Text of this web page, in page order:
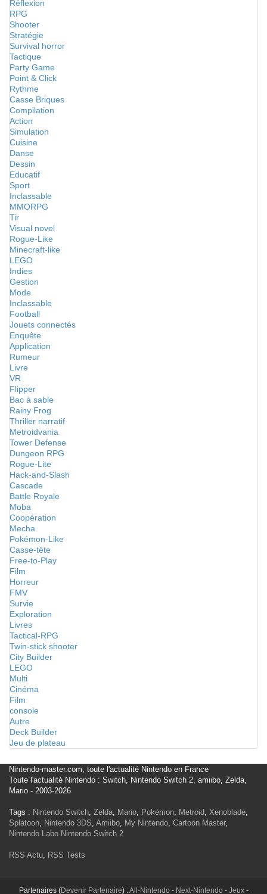
Réflexion
RPG
Shooter
Stratégie
Survival horror
Tactique
Party Game
Point & Click
Rythme
Casse Briques
Compilation
Action
Simulation
Cuisine
Danse
Dessin
Educatif
Sport
Inclassable
MMORPG
Tir
Visual novel
Rogue-Like
Minecraft-like
LEGO
Indies
Gestion
Mode
Inclassable
Football
Jouets connectés
Enquête
Application
Rumeur
Livre
VR
Flipper
Bac à sable
Rainy Frog
Thriller narratif
Metroidvania
Tower Defense
Dungeon RPG
Rogue-Lite
Hack-and-Slash
Cascade
Battle Royale
Moba
Coopération
Mecha
Pokémon-Like
Casse-tête
Free-to-Play
Film
Horreur
FMV
Survie
Exploration
Livres
Tactical-RPG
Twin-stick shooter
City Builder
LEGO
Multi
Cinéma
Film
console
Autre
Deck Builder
Jeu de plateau
Nintendo-master.com, toute l'actualité Nintendo en France
Toute l'actualité Nintendo : Switch, Nintendo Switch 2, amiibo, Zelda,
Mario - 2003-2026
Tags : Nintendo Switch, Zelda, Mario, Pokémon, Metroid, Xenoblade,
Splatoon, Nintendo 3DS, Amiibo, My Nintendo, Cartoon Master,
Nintendo Labo Nintendo Switch 2
RSS Actu, RSS Tests
Partenaires (Devenir Partenaire) :All-Nintendo - Next-Nintendo - Jeux-